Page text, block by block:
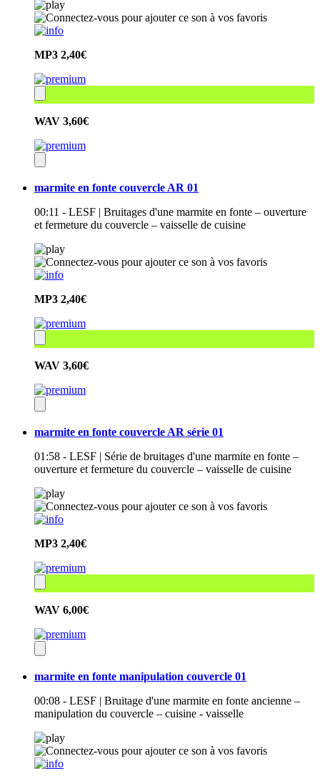
MP3 2,40€
WAV 3,60€
marmite en fonte couvercle AR 01
00:11 - LESF | Bruitages d'une marmite en fonte – ouverture
et fermeture du couvercle – vaisselle de cuisine
MP3 2,40€
WAV 3,60€
marmite en fonte couvercle AR série 01
01:58 - LESF | Série de bruitages d'une marmite en fonte –
ouverture et fermeture du couvercle – vaisselle de cuisine
MP3 2,40€
WAV 6,00€
marmite en fonte manipulation couvercle 01
00:08 - LESF | Bruitage d'une marmite en fonte ancienne –
manipulation du couvercle – cuisine - vaisselle